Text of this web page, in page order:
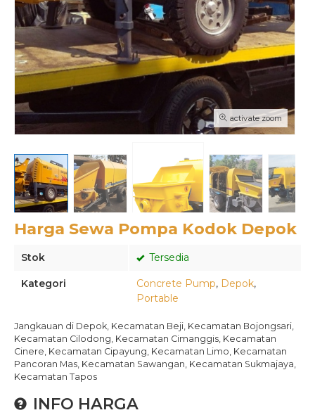
activate zoom
Harga Sewa Pompa Kodok Depok
Stok Tersedia
Kategori Concrete Pump, Depok,
Portable
Jangkauan di Depok, Kecamatan Beji, Kecamatan Bojongsari,
Kecamatan Cilodong, Kecamatan Cimanggis, Kecamatan
Cinere, Kecamatan Cipayung, Kecamatan Limo, Kecamatan
Pancoran Mas, Kecamatan Sawangan, Kecamatan Sukmajaya,
Kecamatan Tapos
INFO HARGA